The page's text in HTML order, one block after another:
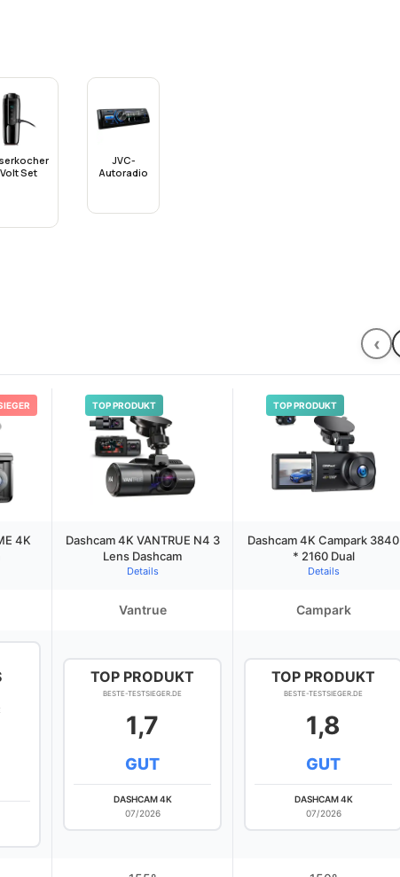
Volt Set
JVC-
Autoradio
‹
TOP PRODUKT
TOP PRODUKT
4K
Dashcam 4K VANTRUE N4 3
Lens Dashcam
Details
Dashcam 4K Campark 3840
* 2160 Dual
Details
Vantrue Campark
TOP PRODUKT
BESTE-TESTSIEGER.DE
1,7
GUT
DASHCAM 4K
07/2026
TOP PRODUKT
BESTE-TESTSIEGER.DE
1,8
GUT
DASHCAM 4K
07/2026